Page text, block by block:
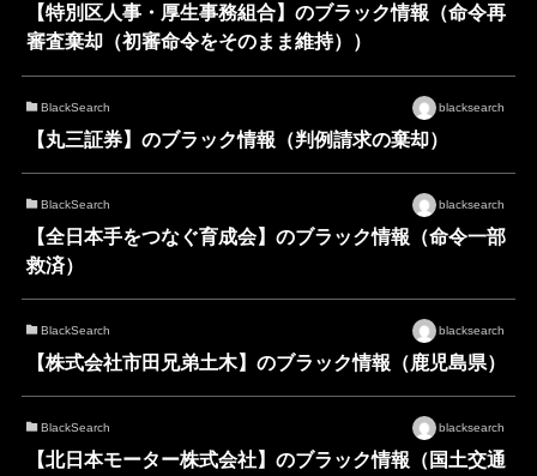
【特別区人事・厚生事務組合】のブラック情報（命令再
審査棄却（初審命令をそのまま維持））
BlackSearch blacksearch
【丸三証券】のブラック情報（判例請求の棄却）
BlackSearch blacksearch
【全日本手をつなぐ育成会】のブラック情報（命令一部
救済）
BlackSearch blacksearch
【株式会社市田兄弟土木】のブラック情報（鹿児島県）
BlackSearch blacksearch
【北日本モーター株式会社】のブラック情報（国土交通